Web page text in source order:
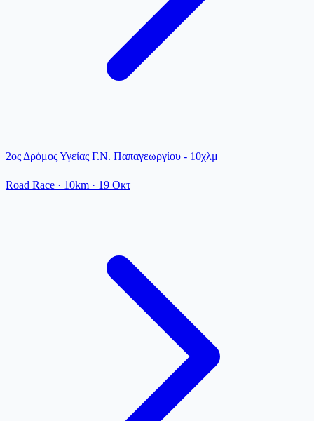
2ος Δρόμος Υγείας Γ.Ν. Παπαγεωργίου - 10χλμ
Road Race · 10km · 19 Οκτ